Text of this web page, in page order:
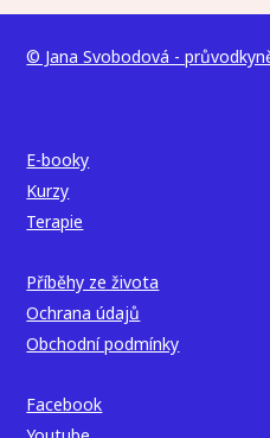
© Jana Svobodová -
E-booky
Kurzy
Terapie
Příběhy ze života
Ochrana údajů
Obchodní podmínky
Facebook